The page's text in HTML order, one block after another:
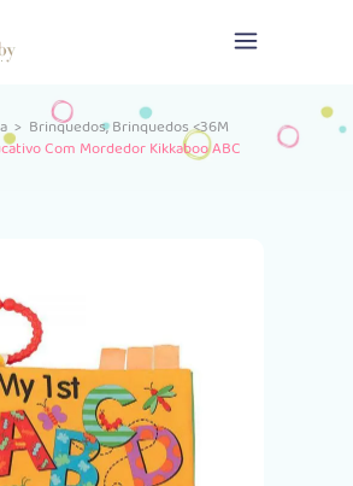
> Brinquedos,Brinquedos <36M
Com Mordedor Kikkaboo ABC